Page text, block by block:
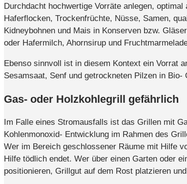
Durchdacht hochwertige Vorräte anlegen,
Haferflocken, Trockenfrüchte, Nüsse, Samen,
Kidneybohnen und Mais in Konserven bzw.
oder Hafermilch, Ahornsirup und
Ebenso sinnvoll ist in diesem Kontext ein Vorrat
Sesamsaat, Senf und getrockneten Pilzen in Bio-
Gas- oder Holzkohlegrill gefährlich
Im Falle eines Stromausfalls ist das Grillen mit
Kohlenmonoxid- Entwicklung im Rahmen des
Wer im Bereich geschlossener Räume mit Hilfe
Hilfe tödlich endet. Wer über einen Garten oder
positionieren, Grillgut auf dem Rost platzieren